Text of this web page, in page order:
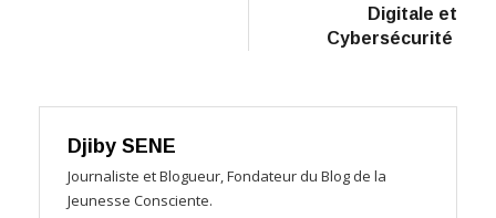
Digitale et
Cybersécurité
Djiby SENE
Journaliste et Blogueur, Fondateur du Blog de la
Jeunesse Consciente.